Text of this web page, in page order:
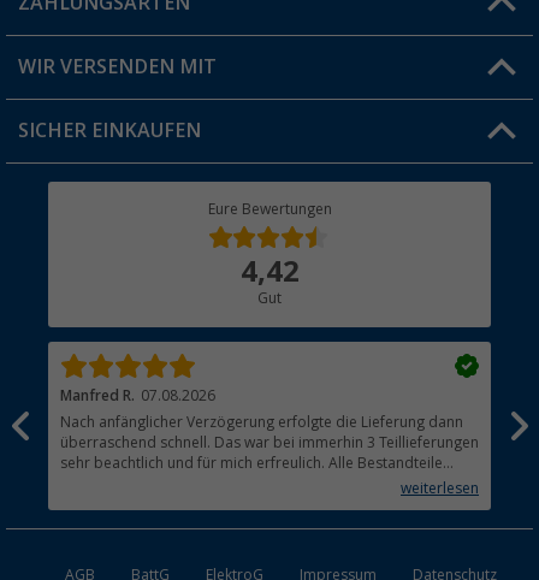
Jobs & Karriere
FAQ & Kontakt
Versandinformationen
Rücksendung
WIR VERSENDEN MIT
SICHER EINKAUFEN
Eure Bewertungen
4,42
Gut
Manfred R. 07.08.2026
Nach anfänglicher Verzögerung erfolgte die Lieferung dann
überraschend schnell. Das war bei immerhin 3 Teillieferungen
sehr beachtlich und für mich erfreulich. Alle Bestandteile
waren gut verpackt und in Ordnung. Das Gerät (Gasgrill)weiterlesen
AGB BattG ElektroG Impressum Datenschutz